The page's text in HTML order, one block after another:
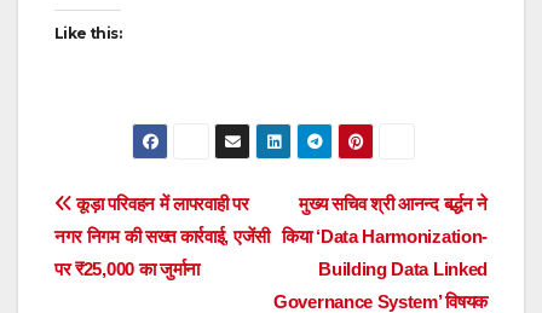
Like this:
Post
navigation
मुख्य सचिव श्री आनन्द बर्द्धन ने
किया ‘Data Harmonization-
Building Data Linked
Governance System’ विषयक
कूड़ा परिवहन में लापरवाही पर
नगर निगम की सख्त कार्रवाई, एजेंसी
पर ₹25,000 का जुर्माना